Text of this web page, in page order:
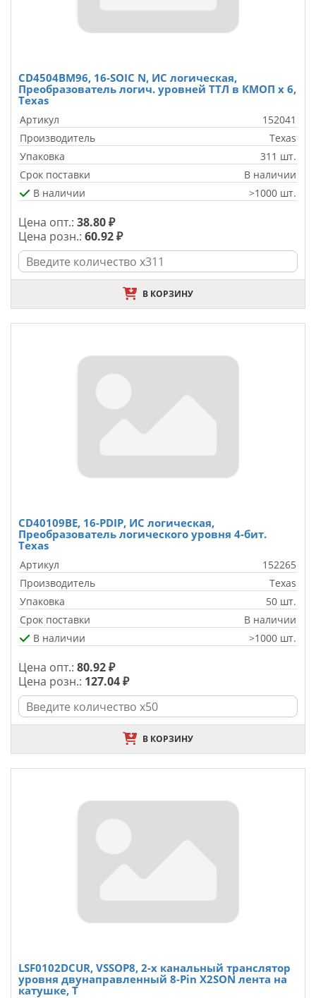
CD4504BM96, 16-SOIC N, ИС логическая,
Преобразователь логич. уровней ТТЛ в КМОП х 6,
Texas
Артикул
152041
Производитель
Texas
Упаковка
311 шт.
Срок поставки
В наличии
В наличии
>1000 шт.
Цена опт.: 38.80 ₽
Цена розн.: 60.92 ₽
В КОРЗИНУ
CD40109BE, 16-PDIP, ИС логическая,
Преобразователь логического уровня 4-бит.
Texas
Артикул
152265
Производитель
Texas
Упаковка
50 шт.
Срок поставки
В наличии
В наличии
>1000 шт.
Цена опт.: 80.92 ₽
Цена розн.: 127.04 ₽
В КОРЗИНУ
LSF0102DCUR, VSSOP8, 2-х канальный транслятор
уровня двунаправленный 8-Pin X2SON лента на
катушке, T